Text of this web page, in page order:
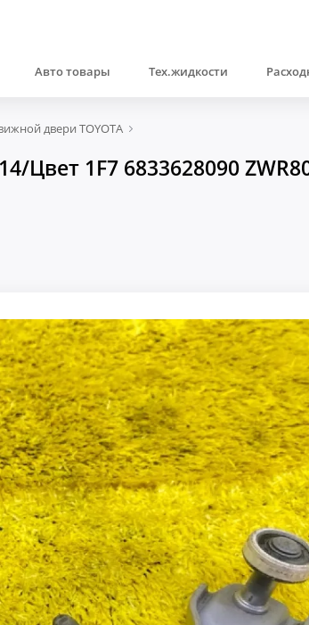
Авто товары Тех.жидкости
двери TOYOTA
Цвет 1F7 6833628090